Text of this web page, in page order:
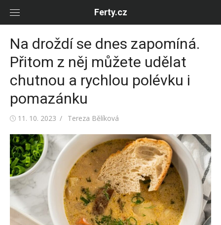
Ferty.cz
Na droždí se dnes zapomíná.
Přitom z něj můžete udělat
chutnou a rychlou polévku i
pomazánku
Posted
11. 10. 2023 Author
Tereza Bělíková